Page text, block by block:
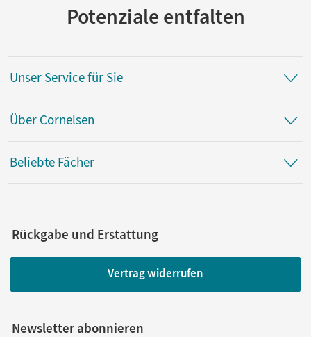
Potenziale entfalten
Unser Service für Sie
Über Cornelsen
Beliebte Fächer
Rückgabe und Erstattung
Vertrag widerrufen
Newsletter abonnieren